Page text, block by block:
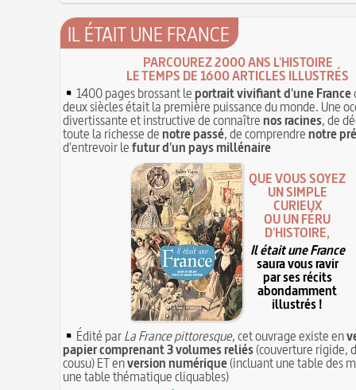
IL ÉTAIT UNE FRANCE
PARCOUREZ 2000 ANS L'HISTOIRE
LE TEMPS DE 1600 ARTICLES ILLUSTRÉS
1400 pages brossant leportrait vivifiant d'une France
deux siècles était la première puissance du monde. Une
divertissante et instructive de connaîtrenos racines, de
toute la richesse denotre passé, de comprendrenotre
d'entrevoir lefutur d'un pays millénaire
QUE VOUS SOYEZ
UN SIMPLE
CURIEUX
OU UN FÉRU
D'HISTOIRE,
Il était une France
saura vous ravir
par ses récits
abondamment
illustrés !
Édité parLa France pittoresque, cet ouvrage existe en
papier comprenant 3 volumes reliés(couverture rigide,
cousu) ET enversion numérique(incluant une table des
une table thématique cliquables)